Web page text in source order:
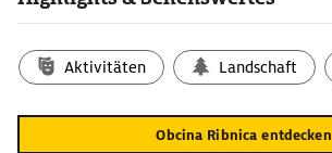
Aktivitäten Landschaft
Obcina Ribnica entdecken